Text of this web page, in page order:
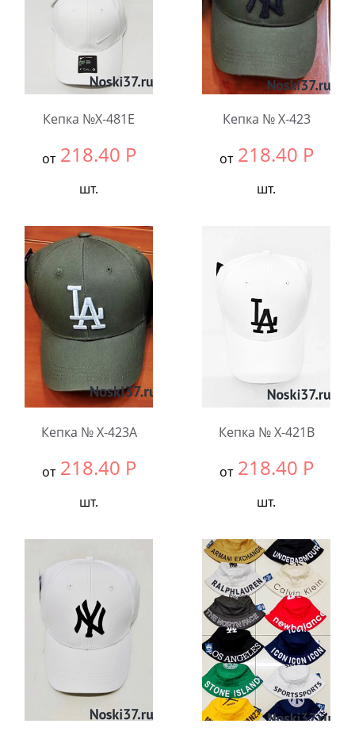
Кепка №X-481E
от 218.40 Р
шт.
В упаковке:
5
шт.
Количество:
Кепка № X-423
от 218.40 Р
шт.
Количество:
Кепка № X-423A
от 218.40 Р
шт.
В упаковке:
Количество:
Кепка № X-421B
от 218.40 Р
шт.
В упаковке:
5
шт.
Количество: